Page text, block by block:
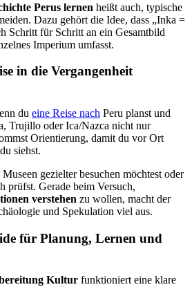
Perus lernen heißt auch, typische
Dazu gehört die Idee, dass „Inka =
Schritt für Schritt an ein Gesamtbild
Imperium umfasst.
in die Vergangenheit
du eine Reise nach Peru planst und
Trujillo oder Ica/Nazca nicht nur
Orientierung, damit du vor Ort
siehst.
gezielter besuchen möchtest oder
prüfst. Gerade beim Versuch,
verstehen zu wollen, macht der
und Spekulation viel aus.
für Planung, Lernen und
Kultur funktioniert eine klare